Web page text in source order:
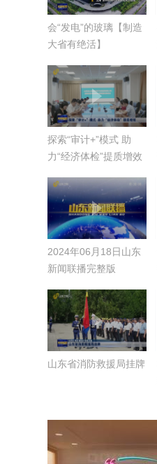
会“发电”的玻璃【制造
大省有绝活】
探索“审计+”模式 助
力“经济体检”提质增效
2024年06月18日山东
新闻联播完整版
山东省消防救援局挂牌